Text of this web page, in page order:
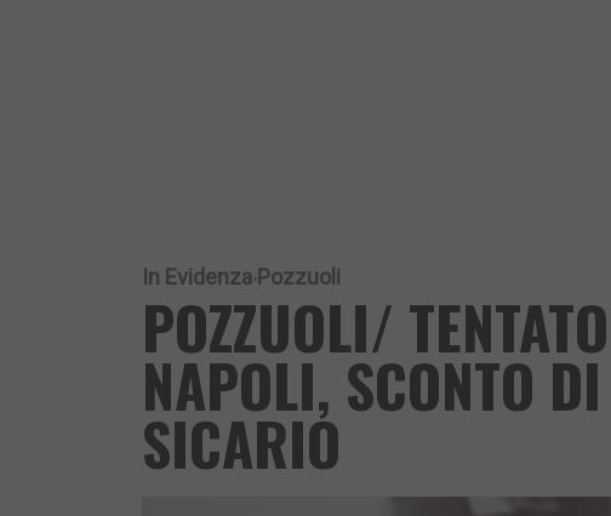
In Evidenza Pozzuoli
POZZUOLI/
NAPOLI, SCONTO
SICARIO